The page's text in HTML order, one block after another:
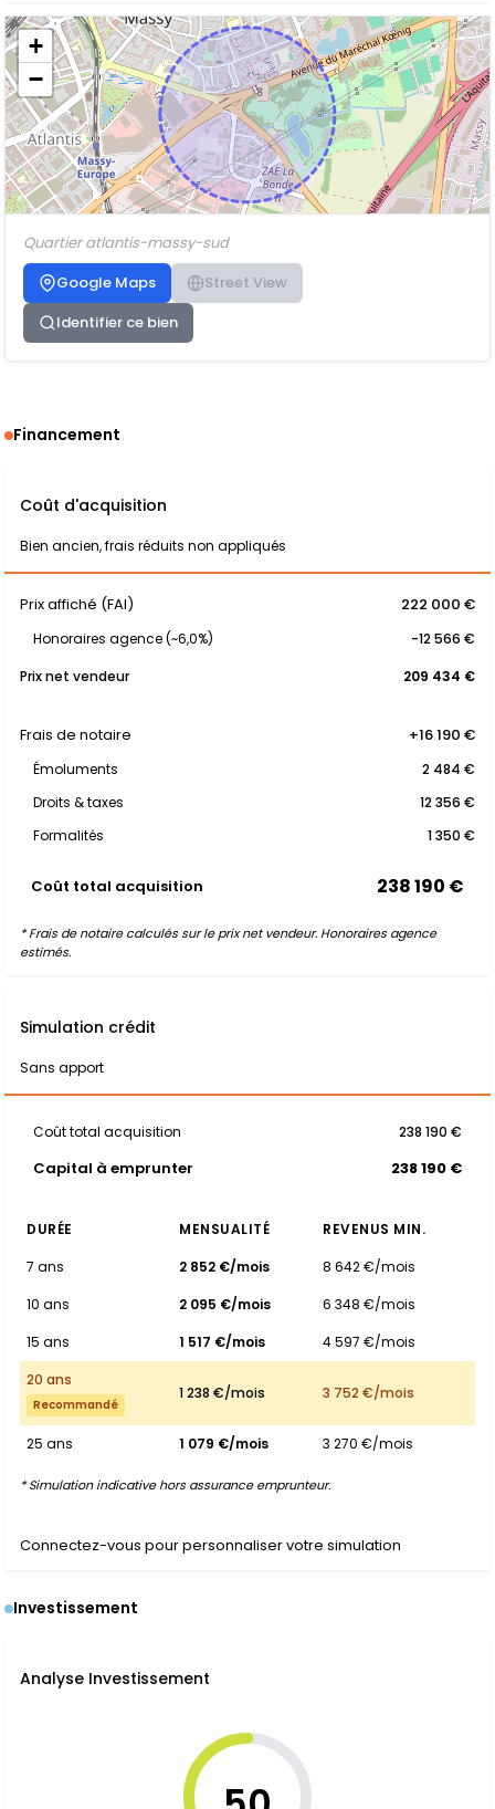
+
−
Quartier atlantis-massy-sud
Google Maps
Street View
Identifier ce bien
Financement
Coût d'acquisition
Bien ancien, frais réduits non appliqués
Prix affiché (FAI) 222 000 €
Honoraires agence (~6,0%)
-12 566 €
Prix net vendeur
209 434 €
Frais de notaire +16 190 €
Émoluments
2 484 €
Droits & taxes
12 356 €
Formalités
1 350 €
Coût total acquisition 238 190 €
* Frais de notaire calculés sur le prix net vendeur. Honoraires agence
estimés.
Simulation crédit
Sans apport
Coût total acquisition 238 190 €
Capital à emprunter 238 190 €
DURÉE MENSUALITÉ
REVENUS MIN.
7 ans
2 852 €/mois
8 642 €/mois
10 ans
2 095 €/mois
6 348 €/mois
15 ans
1 517 €/mois
4 597 €/mois
20 ans
Recommandé
1 238 €/mois 3 752 €/mois
25 ans 1 079 €/mois 3 270 €/mois
* Simulation indicative hors assurance emprunteur.
Connectez-vous pour personnaliser votre simulation
Investissement
Analyse Investissement